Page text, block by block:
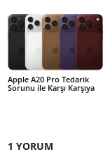
Apple A20 Pro Tedarik
Sorunu ile Karşı Karşıya
1 YORUM